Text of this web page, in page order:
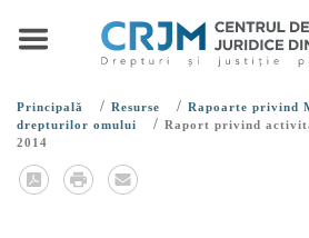
Principală / Resurse / Rapoarte privind
drepturilor omului
/ Raport privind
2014